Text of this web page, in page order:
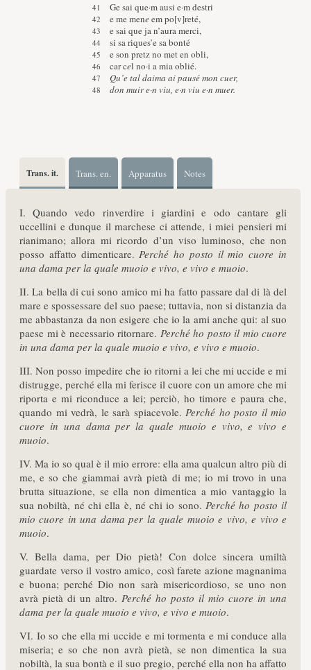
Ge sai que·m ausi e·m destri
e me meneem po[v]reté,
e sai que ja n’aura merci,
si sa riques’e sa bonté
e son pretz no met en obli,
car cel no·i a mia oblié.
Qu’e tal daima ai pausé mon cuer,
don muir e·n viu, e·n viu e·n muer.
Trans. it. Trans. en. Apparatus Notes
I. Quando vedo rinverdire i giardini e odo cantare gli
uccellini e dunque il marchese ci attende, i miei pensieri mi
rianimano; allora mi ricordo d’un viso luminoso, che non
posso affatto dimenticare.Perché ho posto il mio cuore in
una dama per la quale muoio e vivo, e vivo e muoio.
II. La bella di cui sono amico mi ha fatto passare dal di là del
mare e spossessare del suo paese; tuttavia, non si distanzia da
me abbastanza da non esigere che io la ami anche qui: al suo
paese mi è necessario ritornare. Perché ho posto il mio cuore
in una dama per la quale muoio e vivo, e vivo e muoio.
III. Non posso impedire che io ritorni a lei che mi uccide e mi
distrugge, perché ella mi ferisce il cuore con un amore che mi
riporta e mi riconduce a lei; perciò, ho timore e paura che,
quando mi vedrà, le sarà spiacevole. Perché ho posto il mio
cuore in una dama per la quale muoio e vivo, e vivo e
muoio.
IV. Ma io so qual è il mio errore: ella ama qualcun altro più di
me, e so che giammai avrà pietà di me; io mi trovo in una
brutta situazione, se ella non dimentica a mio vantaggio la
sua nobiltà, né chi ella è, né chi io sono.Perché ho posto il
mio cuore in una dama per la quale muoio e vivo, e vivo e
muoio.
V. Bella dama, per Dio pietà! Con dolce sincera umiltà
guardate verso il vostro amico, così farete azione magnanima
e buona; perché Dio non sarà misericordioso, se uno non
avrà pietà di un altro. Perché ho posto il mio cuore in una
dama per la quale muoio e vivo, e vivo e muoio.
VI. Io so che ella mi uccide e mi tormenta e mi conduce alla
miseria; e so che non avrà pietà, se non dimentica la sua
nobiltà, la sua bontà e il suo pregio, perché ella non ha affatto